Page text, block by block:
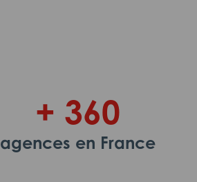
+ 360
agences en France